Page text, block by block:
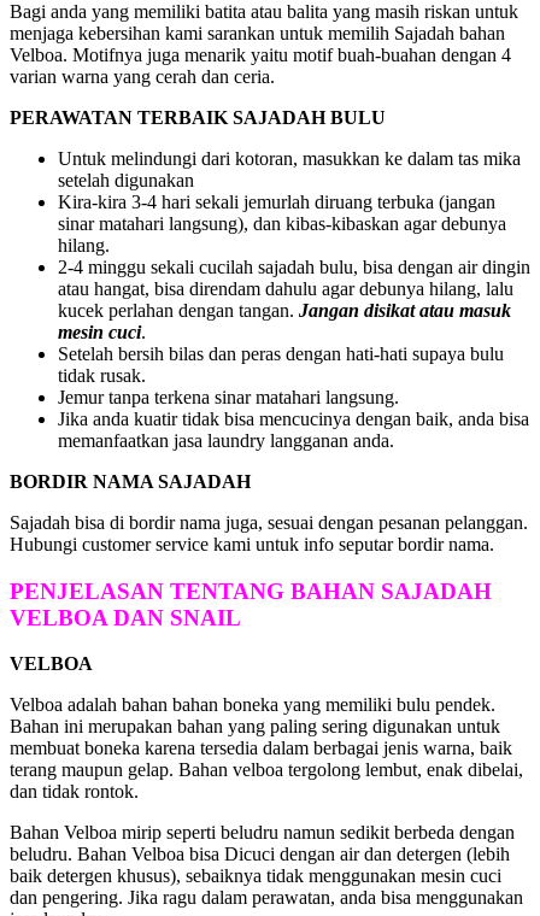
Bagi anda yang memiliki batita atau balita yang masih riskan untuk
menjaga kebersihan kami sarankan untuk memilih Sajadah bahan
Velboa. Motifnya juga menarik yaitu motif buah-buahan dengan 4
varian warna yang cerah dan ceria.
PERAWATAN TERBAIK SAJADAH BULU
Untuk melindungi dari kotoran, masukkan ke dalam tas mika
setelah digunakan
Kira-kira 3-4 hari sekali jemurlah diruang terbuka (jangan
sinar matahari langsung), dan kibas-kibaskan agar debunya
hilang.
2-4 minggu sekali cucilah sajadah bulu, bisa dengan air dingin
atau hangat, bisa direndam dahulu agar debunya hilang, lalu
kucek perlahan dengan tangan. Jangan disikat atau masuk
mesin cuci.
Setelah bersih bilas dan peras dengan hati-hati supaya bulu
tidak rusak.
Jemur tanpa terkena sinar matahari langsung.
Jika anda kuatir tidak bisa mencucinya dengan baik, anda bisa
memanfaatkan jasa laundry langganan anda.
BORDIR NAMA SAJADAH
Sajadah bisa di bordir nama juga, sesuai dengan pesanan pelanggan.
Hubungi customer service kami untuk info seputar bordir nama.
PENJELASAN TENTANG BAHAN SAJADAH
VELBOA DAN SNAIL
VELBOA
Velboa adalah bahan bahan boneka yang memiliki bulu pendek.
Bahan ini merupakan bahan yang paling sering digunakan untuk
membuat boneka karena tersedia dalam berbagai jenis warna, baik
terang maupun gelap. Bahan velboa tergolong lembut, enak dibelai,
dan tidak rontok.
Bahan Velboa mirip seperti beludru namun sedikit berbeda dengan
beludru. Bahan Velboa bisa Dicuci dengan air dan detergen (lebih
baik detergen khusus), sebaiknya tidak menggunakan mesin cuci
dan pengering. Jika ragu dalam perawatan, anda bisa menggunakan